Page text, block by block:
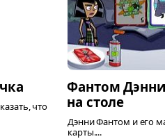
что
Фантом
на столе
Дэнни Фантом и его
карты....